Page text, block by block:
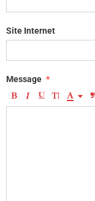
Site Internet
Message